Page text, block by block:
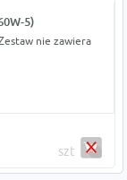
5)
nie zawiera
szt